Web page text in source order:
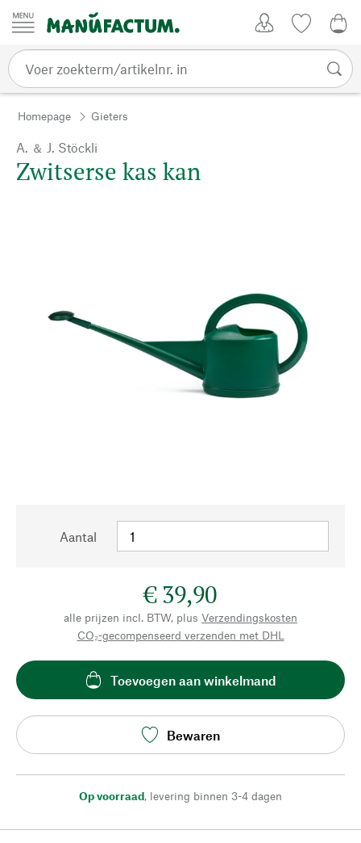
Passer au contenu
Homepage Gieters
A. ＆ J. Stöckli
Zwitserse kas kan
Aantal
€ 39,90
alle prijzen incl. BTW, plus Verzendingskosten
CO₂-gecompenseerd verzenden met DHL
Toevoegen aan winkelmand
Bewaren
Op voorraad, levering binnen 3-4 dagen